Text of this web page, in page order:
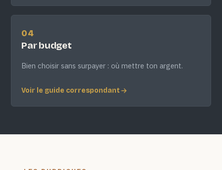
04
Par budget
Bien choisir sans surpayer : où mettre ton argent.
Voir le guide correspondant